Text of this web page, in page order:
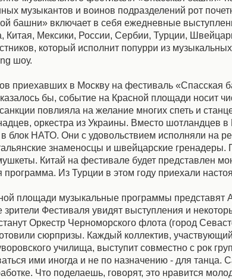
музыкантов и воинов подразделений рот
башни» включает в себя ежедневные
Китая, Мексики, России, Сербии, Турции,
который исполнит попурри из
шоу.
приехавших в Москву на фестиваль «Спасская
бы, событие на Красной площади носит
повлияла на желание многих спеть и
оркестра из Украины. Вместо шотландцев
в блок НАТО. Они с удовольствием исполняли на
знаменосцы и швейцарские гренадеры.
Китай на фестивале будет представлен
программа. Из Турции в этом году приехали
площади музыкальные программы представят
Фестиваля увидят выступления и
Оркестр Черноморского флота (город
сюрпризы. Каждый коллектив,
училища, выступит совместно с рок
ими иногда и не по назначению - для танца.
Что поделаешь, говорят, это нравится